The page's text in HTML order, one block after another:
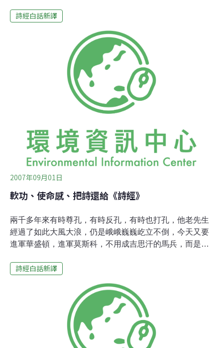
覯閔既多，受侮不少。 靜言思之，寤辟有摽。日居月諸，
柏木小舟一條柏木小舟，在河中漂流。 睜著眼睛不能睡，
心不是銅鏡，事事都可照分明。 我也有同胞兄弟，他們對
不是石頭，可以隨便轉移。 我的心不是草蓆，可以隨便捲
心，為那些小人嫉恨。 受盡了他們侮辱和輕視。 靜下來仔
替昏暗？ 我是如此憂傷，像一
詩經白話新譯
2007年09月01日
軟功、使命感、把詩還給《詩經》
兩千多年來有時尊孔，有時反孔，有時也打孔，他老先生
經過了如此大風大浪，仍是峨峨巍巍屹立不倒，今天又要
進軍華盛頓，進軍莫斯科，不用成吉思汗的馬兵，而是行
國都是惶惶然失去了方向，百年來率領我們的西方文化也
獨裁和極右宗教的迫害，工業革命後的資本主義已領我們
走向貧富兩極端，在這種情形下，中國《論語》的「立其
根本」和詩教的「溫柔敦厚」，就變成唯一的「其他選
擇」了。加拿大一家報紙上曾刊出大標題：「中國要以軟
攻征服世界――以孔子作彈頭」。這樣的消息，過去兩年
詩經白話新譯